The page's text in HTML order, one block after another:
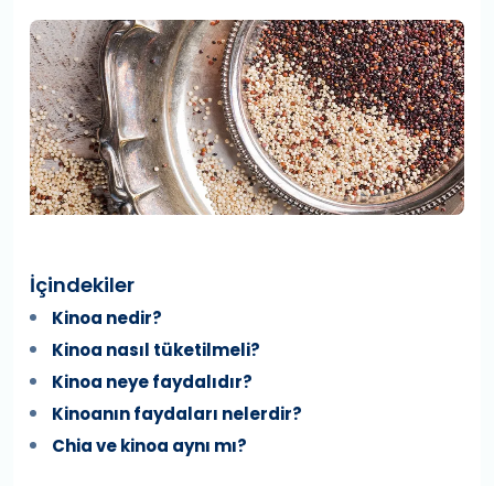
İçindekiler
Kinoa nedir?
Kinoa nasıl tüketilmeli?
Kinoa neye faydalıdır?
Kinoanın faydaları nelerdir?
Chia ve kinoa aynı mı?